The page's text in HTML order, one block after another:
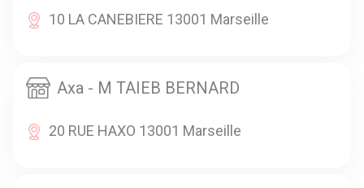
10 LA CANEBIERE 13001 Marseille
Axa - M TAIEB BERNARD
20 RUE HAXO 13001 Marseille